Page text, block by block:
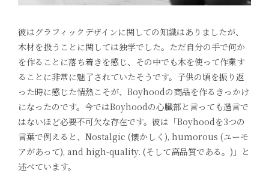
彼はグラフィックデザインに関しての知識はありましたが、
木材を扱うことに関しては独学でした。ただ自分の手で何か
を作ることに落ち着きを感じ、その中でも木を使って作業す
ることに非常に魅了されていたそうです。子供の頃を振り返
った時に感じた情熱こそが、Boyhoodの商品を作るきっかけ
になったのです。今ではBoyhoodの心臓部と言っても過言で
はないほど必要不可欠な存在です。彼は「Boyhoodを3つの
言葉で例えると、Nostalgic (懐かしく), humorous (ユーモ
アがあって), and high-quality. (そして高品質である。)」と
述べています。